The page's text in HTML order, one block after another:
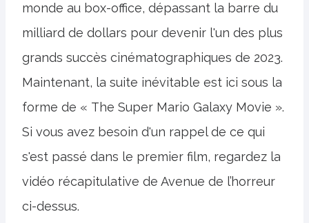
monde au box-office, dépassant la barre du
milliard de dollars pour devenir l'un des plus
grands succès cinématographiques de 2023.
Maintenant, la suite inévitable est ici sous la
forme de « The Super Mario Galaxy Movie ».
Si vous avez besoin d'un rappel de ce qui
s'est passé dans le premier film, regardez la
vidéo récapitulative de Avenue de l’horreur
ci-dessus.